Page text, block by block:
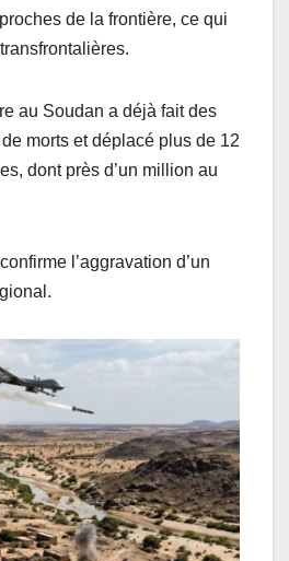
de la frontière, ce qui
au Soudan a déjà fait des
morts et déplacé plus de 12
dont près d’un million au
l’aggravation d’un